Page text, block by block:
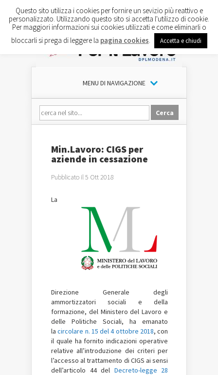
MENU DI NAVIGAZIONE
Min.Lavoro: CIGS per
aziende in cessazione
Pubblicato il 5 Ott 2018
La
Direzione Generale degli
ammortizzatori sociali e della
formazione, del Ministero del Lavoro e
delle Politiche Sociali, ha emanato
lacircolare n. 15 del 4 ottobre 2018, con
il quale ha fornito indicazioni operative
relative all’introduzione dei criteri per
l’accesso al trattamento di CIGS ai sensi
dell’articolo 44 del Decreto-legge 28
Questo sito utilizza i cookies per fornire un sevizio più reattivo e
personalizzato. Utilizzando questo sito si accetta l'utilizzo di cookie.
Per maggiori informazioni sui cookies utilizzati e come eliminarli o
bloccarli si prega di leggere la pagina cookies Accetta e chiudi